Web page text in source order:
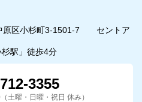
原区小杉町3-1501-7 セントア
駅」徒歩4分
3355
土曜・日曜・祝日 休み）